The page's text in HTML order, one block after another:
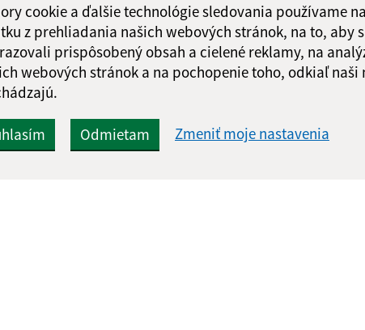
cookie a ďalšie technológie sledovania používame
z prehliadania našich webových stránok, na to, aby
prispôsobený obsah a cielené reklamy, na
webových stránok a na pochopenie toho, odkiaľ naši
Odmietam Zmeniť moje nastavenia